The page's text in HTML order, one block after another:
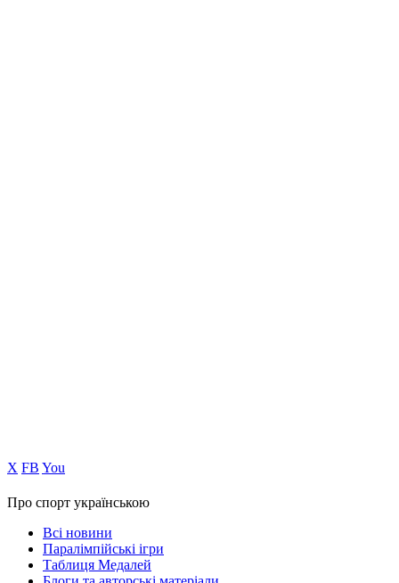
Х FB You
Про спорт українською
Всі новини
Паралімпійські ігри
Таблиця Медалей